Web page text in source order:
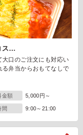
ス…
大口のご注文にも対応い
弁当からおもてなしで
金額 5,000円～
間 9:00～21:00